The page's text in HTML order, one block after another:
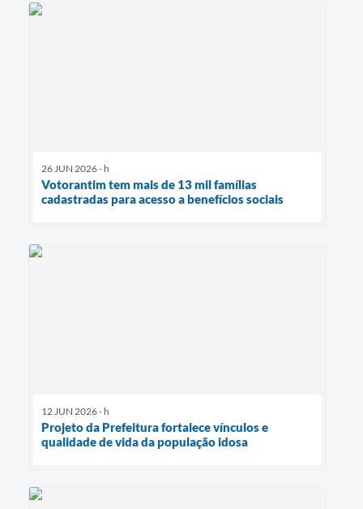
26 JUN 2026 - h
Votorantim tem mais de 13 mil famílias
cadastradas para acesso a benefícios sociais
12 JUN 2026 - h
Projeto da Prefeitura fortalece vínculos e
qualidade de vida da população idosa